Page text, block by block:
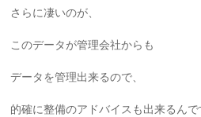
さらに凄いのが、
このデータが管理会社からも
データを管理出来るので、
的確に整備のアドバイスも出来るんで